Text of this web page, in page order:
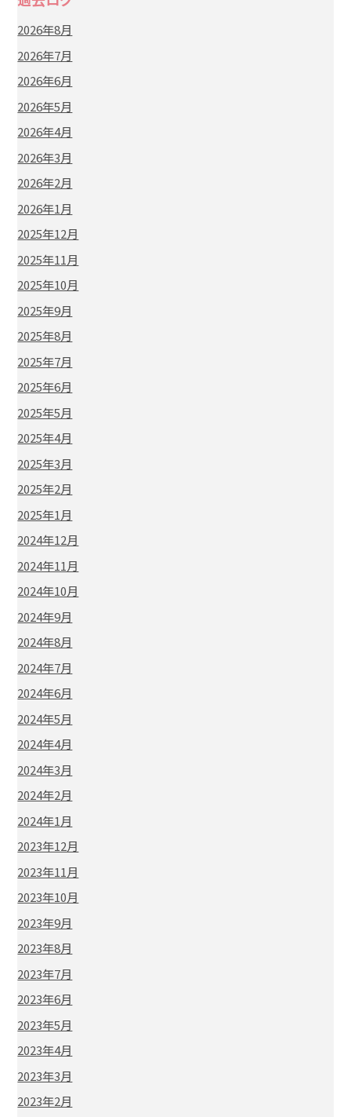
2026年8月
2026年7月
2026年6月
2026年5月
2026年4月
2026年3月
2026年2月
2026年1月
2025年12月
2025年11月
2025年10月
2025年9月
2025年8月
2025年7月
2025年6月
2025年5月
2025年4月
2025年3月
2025年2月
2025年1月
2024年12月
2024年11月
2024年10月
2024年9月
2024年8月
2024年7月
2024年6月
2024年5月
2024年4月
2024年3月
2024年2月
2024年1月
2023年12月
2023年11月
2023年10月
2023年9月
2023年8月
2023年7月
2023年6月
2023年5月
2023年4月
2023年3月
2023年2月